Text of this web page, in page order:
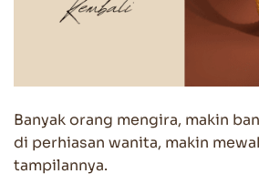
Banyak orang mengira, makin
di perhiasan wanita, makin
tampilannya.